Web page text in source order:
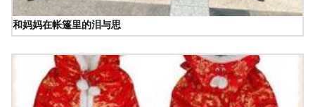
和妈妈在帐篷里的泪与思